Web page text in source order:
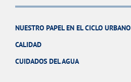
NUESTRO PAPEL EN EL CICLO URBANO
CALIDAD
CUIDADOS DEL AGUA